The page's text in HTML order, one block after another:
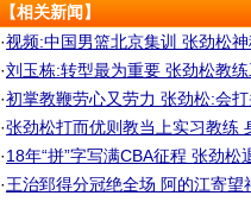
【相关新闻】
·视频:中国男篮北京集训 张劲松
·刘玉栋:转型最为重要 张劲松教练
·初掌教鞭劳心又劳力 张劲松:会
·张劲松打而优则教当上实习教练
·18年“拼”字写满CBA征程 张劲松
·王治郅得分冠绝全场 阿的江寄望